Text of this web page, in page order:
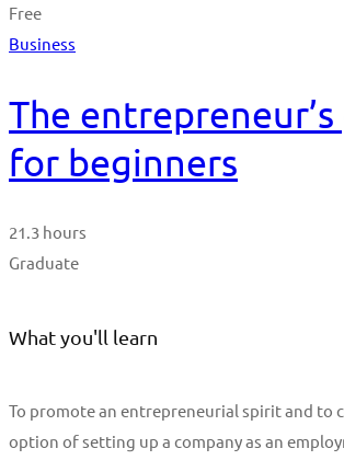
Free
Business
The
for beginners
21.3 hours
Graduate
What you'll learn
To promote an entrepreneurial spirit and to
option of setting up a company as an